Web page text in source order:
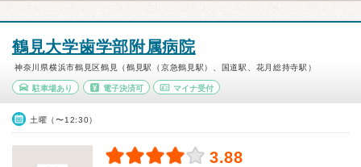
鶴見大学歯学部附属病院
神奈川県横浜市鶴見区鶴見（鶴見駅（京急鶴見駅）、国道駅、花月総持寺駅）
駐車場あり 電子決済可 マイナ受付
土曜（〜12:30）
3.88